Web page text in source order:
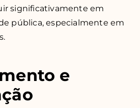
significativamente em
pública, especialmente em
e